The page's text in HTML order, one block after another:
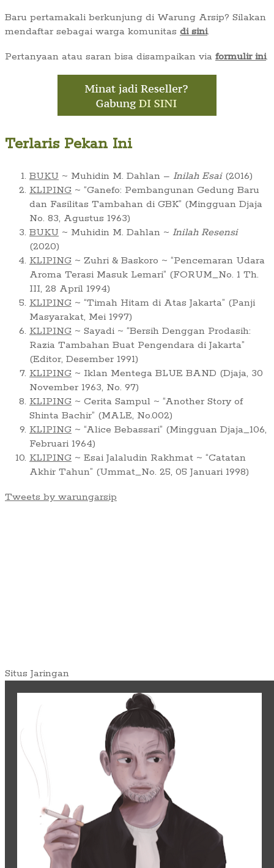
Baru pertamakali berkunjung di Warung Arsip? Silakan
mendaftar sebagai warga komunitas di sini.
Pertanyaan atau saran bisa disampaikan via formulir ini.
Terlaris Pekan Ini
BUKU ~ Muhidin M. Dahlan – Inilah Esai(2016)
KLIPING ~ “Ganefo: Pembangunan Gedung Baru
dan Fasilitas Tambahan di GBK” (Mingguan Djaja
No. 83, Agustus 1963)
BUKU ~ Muhidin M. Dahlan ~ Inilah Resensi
(2020)
KLIPING ~ Zuhri & Baskoro ~ “Pencemaran Udara
Aroma Terasi Masuk Lemari” (FORUM_No. 1 Th.
III, 28 April 1994)
KLIPING ~ “Timah Hitam di Atas Jakarta” (Panji
Masyarakat, Mei 1997)
KLIPING ~ Sayadi ~ “Bersih Denggan Prodasih:
Razia Tambahan Buat Pengendara di Jakarta”
(Editor, Desember 1991)
KLIPING ~ Iklan Mentega BLUE BAND (Djaja, 30
November 1963, No. 97)
KLIPING ~ Cerita Sampul ~ “Another Story of
Shinta Bachir” (MALE, No.002)
KLIPING ~ “Alice Bebassari” (Mingguan Djaja_106,
Februari 1964)
KLIPING ~ Esai Jalaludin Rakhmat ~ “Catatan
Akhir Tahun” (Ummat_No. 25, 05 Januari 1998)
Tweets by warungarsip
Situs Jaringan